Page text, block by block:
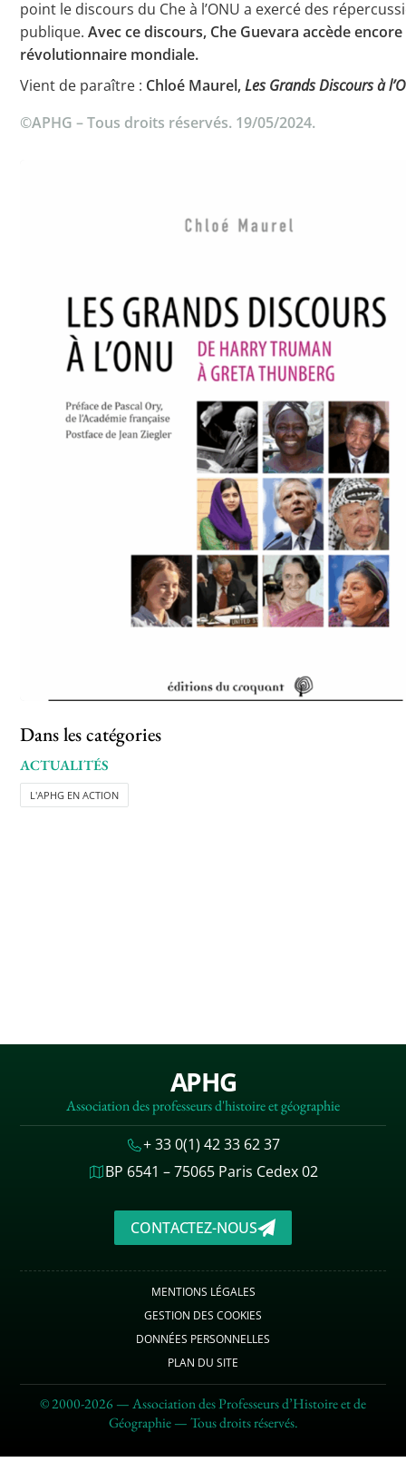
point le discours du Che à l’ONU a exercé des
publique.Avec ce discours, Che Guevara accède
révolutionnaire mondiale.
Vient de paraître : Chloé Maurel,Les Grands Discours à
©APHG – Tous droits réservés. 19/05/2024.
Dans les catégories
ACTUALITÉS
L'APHG EN ACTION
APHG
Association des professeurs d'histoire et géographie
+ 33 0(1) 42 33 62 37
BP 6541 – 75065 Paris Cedex 02
CONTACTEZ-NOUS
MENTIONS LÉGALES
GESTION DES COOKIES
DONNÉES PERSONNELLES
PLAN DU SITE
© 2000-2026 — Association des Professeurs d’Histoire et de
Géographie — Tous droits réservés.